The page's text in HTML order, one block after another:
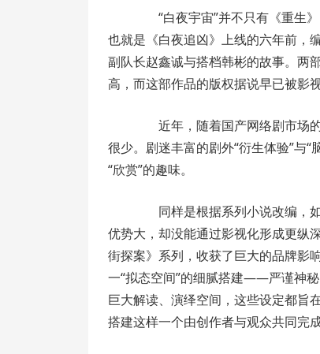
“白夜宇宙”并不只有《重生》
也就是《白夜追凶》上线的六年前，
副队长赵鑫诚与搭档韩彬的故事。两
高，而这部作品的版权据说早已被影视
近年，随着国产网络剧市场的
很少。剧迷丰富的剧外“衍生体验”与
“欣赏”的趣味。
同样是根据系列小说改编，如
优势大，却没能通过影视化形成更纵
街探案》系列，收获了巨大的品牌影
一“拟态空间”的细腻搭建——严谨神
巨大解读、演绎空间，这些设定都旨
搭建这样一个由创作者与观众共同完